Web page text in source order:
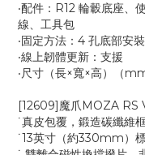
‧配件：R12 輪轂底座、
線、工具包
‧固定方法：4 孔底部安裝
‧線上韌體更新：支援
‧尺寸（長×寬×高）（
[12609]魔爪MOZA RS
˙真皮包覆，鍛造碳纖維
˙13英寸（約330mm）